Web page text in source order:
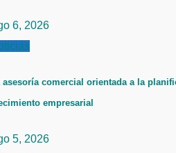
6, 2026
asesoría comercial orientada a la
empresarial
5, 2026